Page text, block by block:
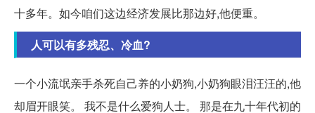
十多年。如今咱们这边经济发展比那边好,他便重。
人可以有多残忍、冷血?
一个小流氓亲手杀死自己养的小奶狗,小奶狗眼泪汪汪的,他
却眉开眼笑。 我不是什么爱狗人士。 那是在九十年代初的